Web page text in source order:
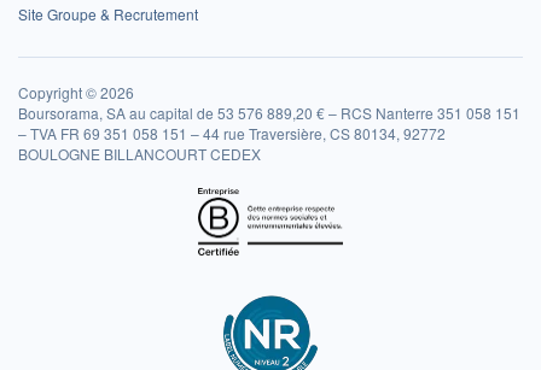
Site Groupe & Recrutement
Copyright © 2026
Boursorama, SA au capital de 53 576 889,20 € – RCS Nanterre 351 058 151
– TVA FR 69 351 058 151 – 44 rue Traversière, CS 80134, 92772
BOULOGNE BILLANCOURT CEDEX